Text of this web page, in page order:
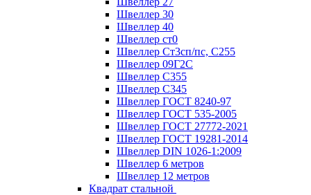
Швеллер 30
Швеллер 40
Швеллер ст0
Швеллер Ст3сп/пс, С255
Швеллер 09Г2С
Швеллер С355
Швеллер С345
Швеллер ГОСТ 8240-97
Швеллер ГОСТ 535-2005
Швеллер ГОСТ 27772-2021
Швеллер ГОСТ 19281-2014
Швеллер DIN 1026-1:2009
Швеллер 6 метров
Швеллер 12 метров
Квадрат стальной